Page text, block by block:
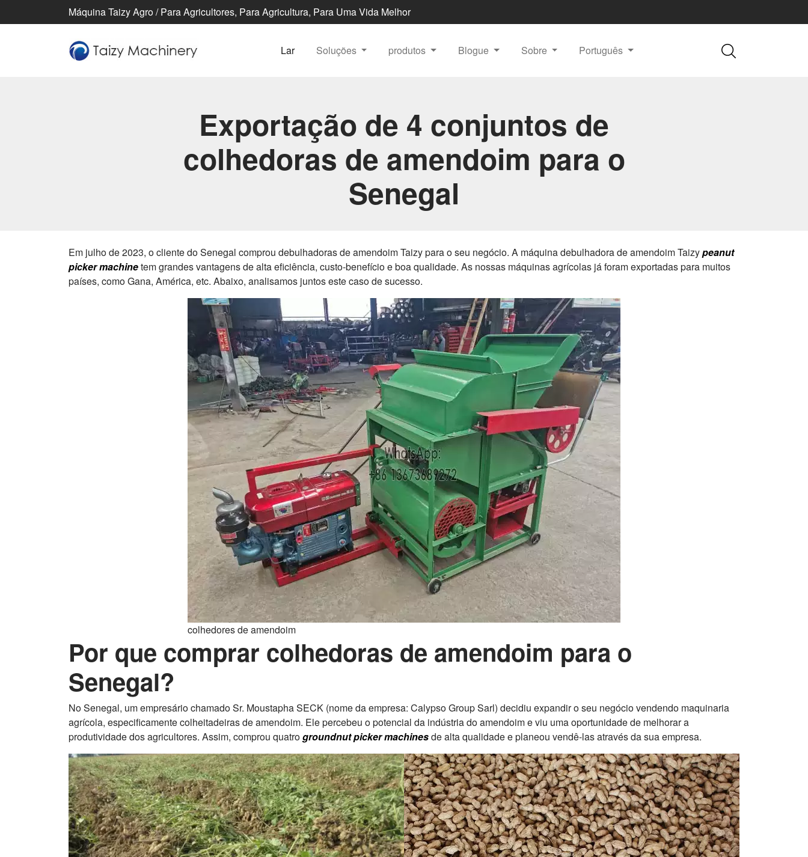
Máquina Taizy Agro / Para Agricultores, Para Agricultura, Para Uma Vida Melhor
Lar Soluções produtos Blogue Sobre Português
Exportação de 4 conjuntos de
colhedoras de amendoim para o
Senegal
Em julho de 2023, o cliente do Senegal comprou debulhadoras de amendoim Taizy para o seu negócio. A máquina debulhadora de amendoim Taizypeanut
picker machinetem grandes vantagens de alta eficiência, custo-benefício e boa qualidade. As nossas máquinas agrícolas já foram exportadas para muitos
países, como Gana, América, etc. Abaixo, analisamos juntos este caso de sucesso.
colhedores de amendoim
Por que comprar colhedoras de amendoim para o
Senegal?
No Senegal, um empresário chamado Sr. Moustapha SECK (nome da empresa: Calypso Group Sarl) decidiu expandir o seu negócio vendendo maquinaria
agrícola, especificamente colheitadeiras de amendoim. Ele percebeu o potencial da indústria do amendoim e viu uma oportunidade de melhorar a
produtividade dos agricultores. Assim, comprou quatrogroundnut picker machinesde alta qualidade e planeou vendê-las através da sua empresa.